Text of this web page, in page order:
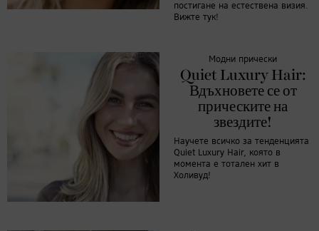
постигане на естествена визия.
Вижте тук!
Модни прически
Quiet Luxury Hair:
Вдъхновете се от
прическите на
звездите!
Научете всичко за тенденцията
Quiet Luxury Hair, която в
момента e тотален хит в
Холивуд!